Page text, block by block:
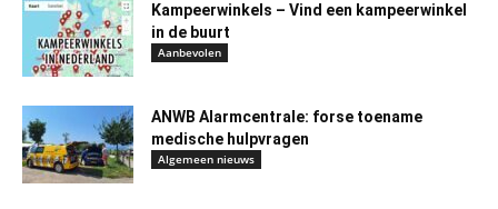
Kampeerwinkels – Vind een kampeerwinkel
in de buurt
Aanbevolen
ANWB Alarmcentrale: forse toename
medische hulpvragen
Algemeen nieuws